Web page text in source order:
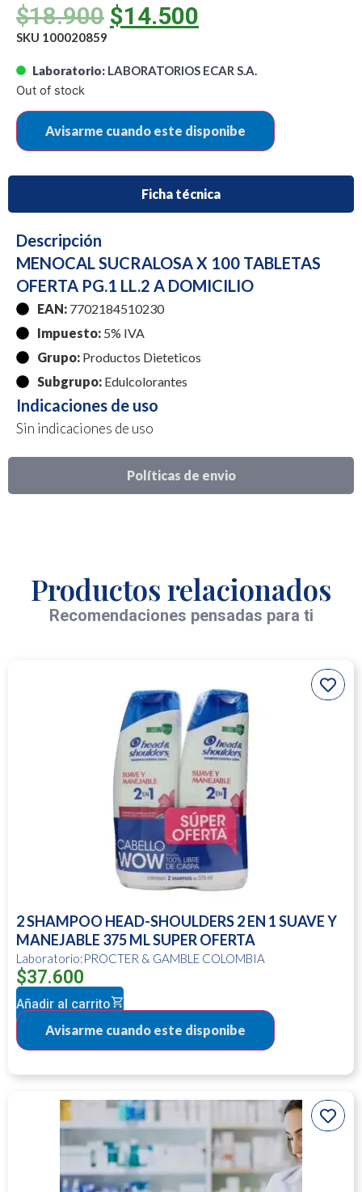
$18.900 $14.500
SKU 100020859
Laboratorio: LABORATORIOS ECAR S.A.
Out of stock
Ficha técnica
Políticas de envio
Descripción
MENOCAL SUCRALOSA X 100 TABLETAS
OFERTA PG.1 LL.2 A DOMICILIO
EAN: 7702184510230
Impuesto: 5% IVA
Grupo: Productos Dieteticos
Subgrupo: Edulcolorantes
Indicaciones de uso
Sin indicaciones de uso
Productos relacionados
Recomendaciones pensadas para ti
2 SHAMPOO HEAD-SHOULDERS 2 EN 1 SUAVE Y
MANEJABLE 375 ML SUPER OFERTA
Laboratorio:PROCTER & GAMBLE COLOMBIA
$37.600
Añadir al carrito